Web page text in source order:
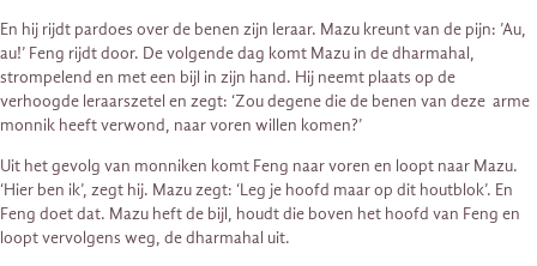
En hij rijdt pardoes over de benen zijn leraar. Mazu kreunt van de pijn: ’Au,
au!’ Feng rijdt door. De volgende dag komt Mazu in de dharmahal,
strompelend en met een bijl in zijn hand. Hij neemt plaats op de
verhoogde leraarszetel en zegt: ‘Zou degene die de benen van deze arme
monnik heeft verwond, naar voren willen komen?’
Uit het gevolg van monniken komt Feng naar voren en loopt naar Mazu.
‘Hier ben ik’, zegt hij. Mazu zegt: ‘Leg je hoofd maar op dit houtblok’. En
Feng doet dat. Mazu heft de bijl, houdt die boven het hoofd van Feng en
loopt vervolgens weg, de dharmahal uit.